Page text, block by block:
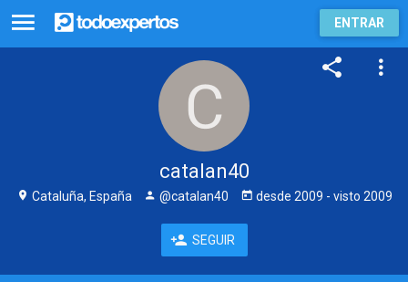
ENTRAR
catalan40
Cataluña, España @catalan40 desde 2009 - visto 2009
SEGUIR